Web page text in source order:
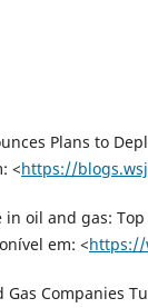
Plans to
<https://
in oil and gas:
em: <https://
Gas Companies